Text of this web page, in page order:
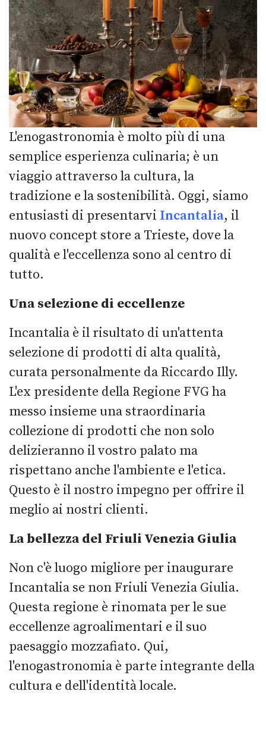
L'enogastronomia è molto più di una
semplice esperienza culinaria; è un
viaggio attraverso la cultura, la
tradizione e la sostenibilità. Oggi, siamo
entusiasti di presentarvi Incantalia, il
nuovo concept store a Trieste, dove la
qualità e l'eccellenza sono al centro di
tutto.
Una selezione di eccellenze
Incantalia è il risultato di un'attenta
selezione di prodotti di alta qualità,
curata personalmente da Riccardo Illy.
L'ex presidente della Regione FVG ha
messo insieme una straordinaria
collezione di prodotti che non solo
delizieranno il vostro palato ma
rispettano anche l'ambiente e l'etica.
Questo è il nostro impegno per offrire il
meglio ai nostri clienti.
La bellezza del Friuli Venezia Giulia
Non c'è luogo migliore per inaugurare
Incantalia se non Friuli Venezia Giulia.
Questa regione è rinomata per le sue
eccellenze agroalimentari e il suo
paesaggio mozzafiato. Qui,
l'enogastronomia è parte integrante della
cultura e dell'identità locale.